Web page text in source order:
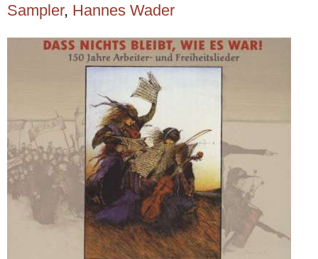
Sampler, Hannes Wader